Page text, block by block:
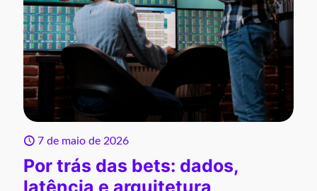
7 de maio de 2026
Por trás das bets: dados,
latência e arquitetura